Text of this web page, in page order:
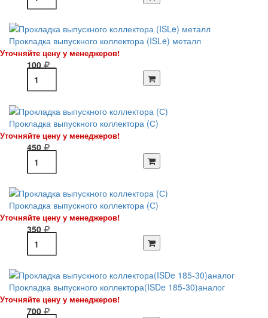
Прокладка выпускного коллектора (ISLe) металл
Уточняйте цену у менеджеров!
100
Прокладка выпускного коллектора (С)
Уточняйте цену у менеджеров!
450
Прокладка выпускного коллектора (С)
Уточняйте цену у менеджеров!
350
Прокладка выпускного коллектора(ISDe 185-30)аналог
Уточняйте цену у менеджеров!
700